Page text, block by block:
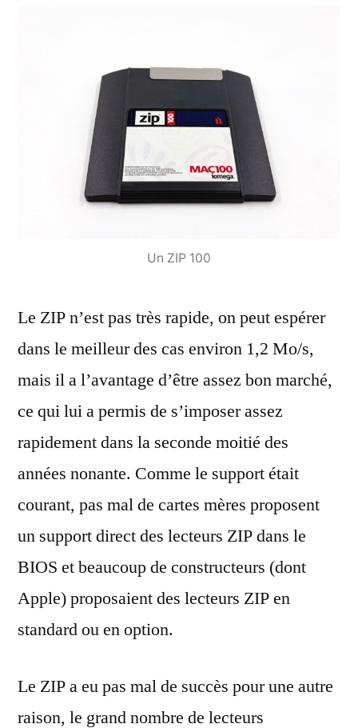
Un ZIP 100
Le ZIP n’est pas très rapide, on peut espérer
dans le meilleur des cas environ 1,2 Mo/s,
mais il a l’avantage d’être assez bon marché,
ce qui lui a permis de s’imposer assez
rapidement dans la seconde moitié des
années nonante. Comme le support était
courant, pas mal de cartes mères proposent
un support direct des lecteurs ZIP dans le
BIOS et beaucoup de constructeurs (dont
Apple) proposaient des lecteurs ZIP en
standard ou en option.
Le ZIP a eu pas mal de succès pour une autre
raison, le grand nombre de lecteurs